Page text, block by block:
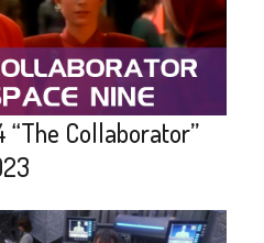
“The Collaborator”